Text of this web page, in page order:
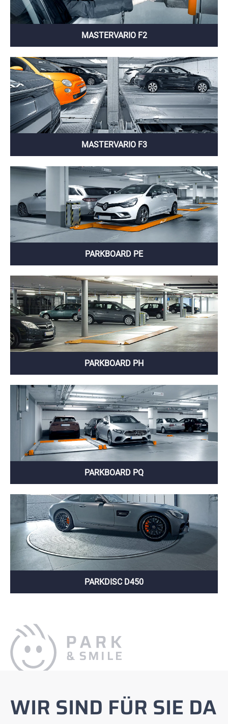
MASTERVARIO F2
MASTERVARIO F3
PARKBOARD PE
PARKBOARD PH
PARKBOARD PQ
PARKDISC D450
WIR SIND FÜR SIE DA